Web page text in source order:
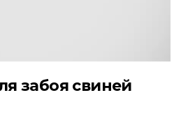
забоя свиней